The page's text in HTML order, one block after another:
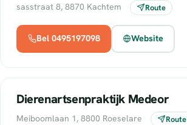
sasstraat 8, 8870 Kachtem Route
Bel 0495197098 Website
Dierenartsenpraktijk Medeor
Meiboomlaan 1, 8800 Roeselare Route